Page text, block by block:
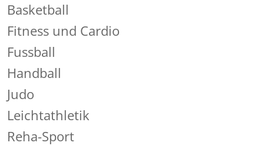
Basketball
Fitness und Cardio
Fussball
Handball
Judo
Leichtathletik
Reha-Sport